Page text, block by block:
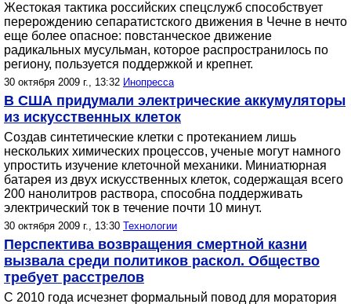
Жестокая тактика российских спецслужб способствует
перерождению сепаратистского движения в Чечне в нечто
еще более опасное: повстанческое движение
радикальных мусульман, которое распространилось по
региону, пользуется поддержкой и крепнет.
30 октября 2009 г., 13:32 Инопресса
В США придумали электрические аккумуляторы
из искусственных клеток
Создав синтетические клетки с протеканием лишь
нескольких химических процессов, ученые могут намного
упростить изучение клеточной механики. Миниатюрная
батарея из двух искусственных клеток, содержащая всего
200 нанолитров раствора, способна поддерживать
электрический ток в течение почти 10 минут.
30 октября 2009 г., 13:30 Технологии
Перспектива возвращения смертной казни
вызвала среди политиков раскол. Общество
требует расстрелов
С 2010 года исчезнет формальный повод для моратория